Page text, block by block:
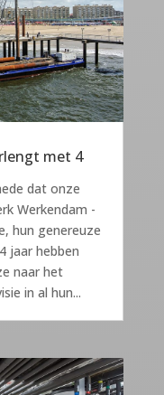
met 4
dat onze
Werkendam -
hun genereuze
jaar hebben
naar het
in al hun...